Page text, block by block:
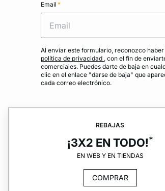
REBAJAS
¡3X2 EN TODO!*
EN WEB Y EN TIENDAS
COMPRAR
Email *
Al enviar este formulario, reconozco
política de privacidad , con el fin de
comerciales. Puedes darte de baja en
clic en el enlace "darse de baja" que
cada correo electrónico.